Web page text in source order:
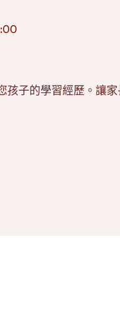
子的學習經歷。讓